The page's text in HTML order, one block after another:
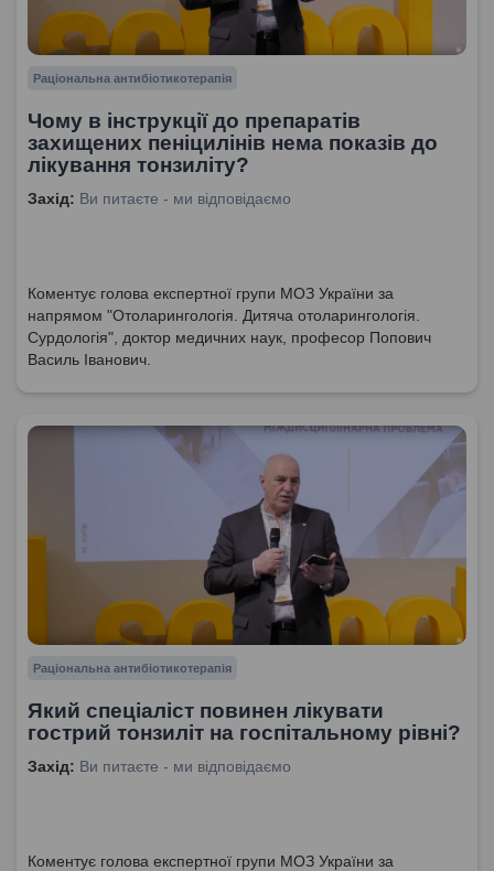
Раціональна антибіотикотерапія
Чому в інструкції до препаратів
захищених пеніцилінів нема показів до
лікування тонзиліту?
Захід: Ви питаєте - ми відповідаємо
Коментує голова експертної групи МОЗ України за
напрямом "Отоларингологія. Дитяча отоларингологія.
Сурдологія", доктор медичних наук, професор Попович
Василь Іванович.
Раціональна антибіотикотерапія
Який спеціаліст повинен лікувати
гострий тонзиліт на госпітальному рівні?
Захід: Ви питаєте - ми відповідаємо
Коментує голова експертної групи МОЗ України за